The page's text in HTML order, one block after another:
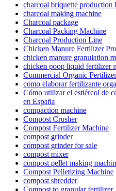
charcoal briquette production
charcoal making machine
Charcoal package
Charcoal Packing Machine
Charcoal Production Line
Chicken Manure Fertilizer
chicken manure granulation
chicken poop liquid fertilizer
Commercial Organic
como elaborar fertilizante
Cómo utilizar el estiércol de
en España
compaction machine
Compost Crusher
Compost Fertilizer Machine
compost grinder
compost grinder for sale
compost mixer
compost pellet making
Compost Pelletizing Machine
compost shredder
Compost to granular fertilizer